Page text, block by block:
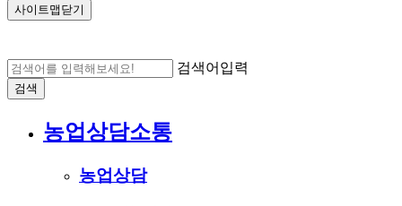
사이트맵닫기
검색어입력
검색
농업상담소통
농업상담